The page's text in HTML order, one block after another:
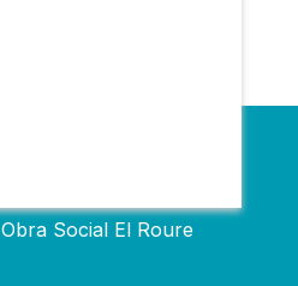
Obra Social El Roure